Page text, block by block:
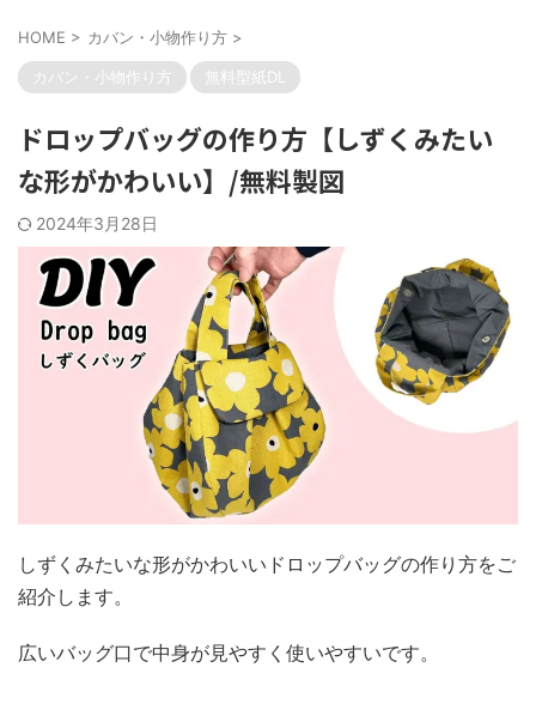
HOME > カバン・小物作り方 >
カバン・小物作り方 無料型紙DL
ドロップバッグの作り方【しずくみたい
な形がかわいい】/無料製図
2024年3月28日
しずくみたいな形がかわいいドロップバッグの作り方をご
紹介します。
広いバッグ口で中身が見やすく使いやすいです。